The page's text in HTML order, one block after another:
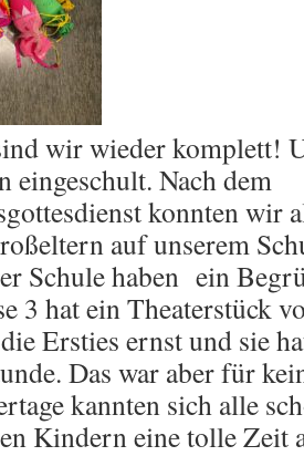
wir wieder komplett!
eingeschult. Nach dem
konnten wir
auf unserem
Schule haben ein
3 hat ein Theaterstück
Ersties ernst und sie
Das war aber für
kannten sich alle
Kindern eine tolle Zeit